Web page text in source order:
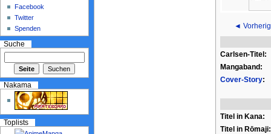
◄
Carlsen-Titel:
Mangaband:
Cover-Story:
Titel in Kana:
Titel in Rōmaji:
Facebook
Twitter
Spenden
Suche
Nakama
Toplists